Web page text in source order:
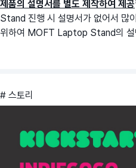
제품의 설명서를 별도 제작하여 제공
Stand 진행 시 설명서가 없어서 많
위하여 MOFT Laptop Stand의 설
# 스토리